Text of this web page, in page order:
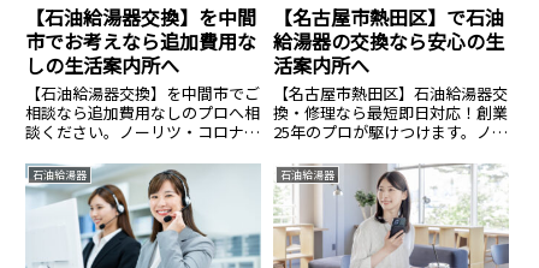
【石油給湯器交換】を中間
市でお考えなら追加費用な
しの生活案内所へ
【石油給湯器交換】を中間市でご
相談なら追加費用なしのプロへ相
談ください。ノーリツ・コロナ等
談は14.8万円〜。見積無料・24時
間365日受付中。安心の生活案内
所へ。
【名古屋市熱田区】で石油
給湯器の交換なら安心の生
活案内所へ
【名古屋市熱田区】石油給湯器交
換・修理なら最短即日対応！創業
25年のプロが駆けつけます。ノー
費用は14.8万円〜。見積無料・24
時間365日受付中。安心の生活案
内所へ。
石油給湯器 石油給湯器